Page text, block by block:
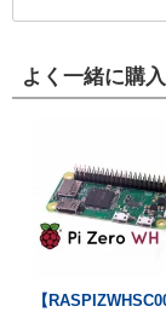
よく一緒に購
【